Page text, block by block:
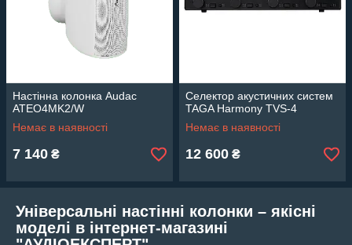
Настінна колонка Audac
ATEO4MK2/W
Немає в наявності
7 140 ₴
Селектор акустичних систем
TAGA Harmony TVS-4
Немає в наявності
12 600 ₴
Універсальні настінні колонки – якісні
моделі в інтернет-магазині